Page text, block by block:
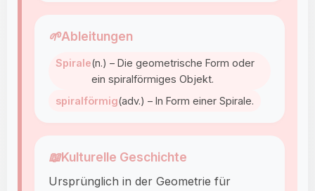
🌱Ableitungen
Spirale(n.) – Die geometrische Form oder
ein spiralförmiges Objekt.
spiralförmig(adv.) – In Form einer Spirale.
📖Kulturelle Geschichte
Ursprünglich in der Geometrie für